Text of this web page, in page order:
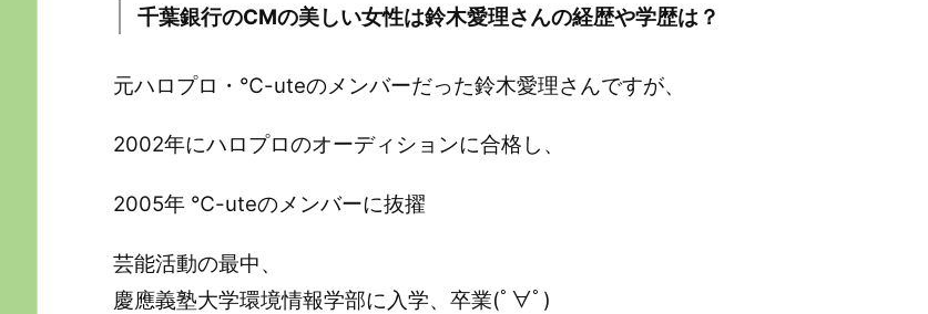
千葉銀行のCMの美しい女性は鈴木愛理さんの経歴や学歴は？
元ハロプロ・℃-uteのメンバーだった鈴木愛理さんですが、
2002年にハロプロのオーディションに合格し、
2005年 ℃-uteのメンバーに抜擢
芸能活動の最中、
慶應義塾大学環境情報学部に入学、卒業(ﾟ∀ﾟ)